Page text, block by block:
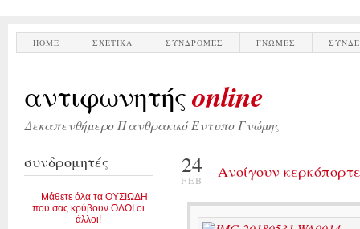
HOME ΣΧΕΤΙΚΑ ΣΥΝΔΡΟΜΕΣ ΓΝΩΜΕΣ
αντιφωνητήςonline
Δεκαπενθήμερο Πανθρακικό Εντυπο Γνώμης
συνδρομητές
Μάθετε όλα τα ΟΥΣΙΩΔΗ
που σας κρύβουν ΟΛΟΙ οι
άλλοι!
24
FEB Ανοίγουν